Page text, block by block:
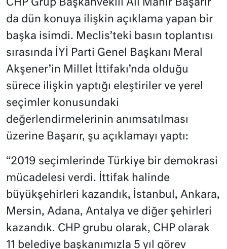
CHP Grup Başkanvekili Ali Mahir Başarır
da dün konuya ilişkin açıklama yapan bir
başka isimdi. Meclis’teki basın toplantısı
sırasında İYİ Parti Genel Başkanı Meral
Akşener’in Millet İttifakı’nda olduğu
sürece ilişkin yaptığı eleştiriler ve yerel
seçimler konusundaki
değerlendirmelerinin anımsatılması
üzerine Başarır, şu açıklamayı yaptı:
“2019 seçimlerinde Türkiye bir demokrasi
mücadelesi verdi. İttifak halinde
büyükşehirleri kazandık, İstanbul, Ankara,
Mersin, Adana, Antalya ve diğer şehirleri
kazandık. CHP grubu olarak, CHP olarak
11 belediye başkanımızla 5 yıl görev